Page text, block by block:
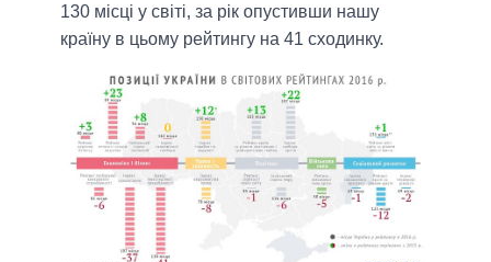
130 місці у світі, за рік опустивши нашу
країну в цьому рейтингу на 41 сходинку.